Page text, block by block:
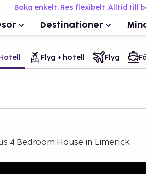
Boka enkelt. Res flexibelt. Alltid till
Destinationer
Flyg + hotell Flyg
4 Bedroom House in Limerick